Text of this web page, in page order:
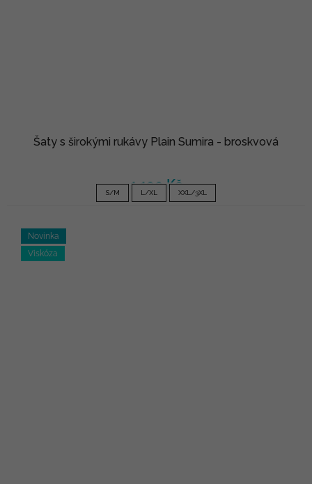
Šaty s širokými rukávy Plain Sumira - broskvová
1 190 Kč
S/M L/XL XXL/3XL
Novinka
Viskóza